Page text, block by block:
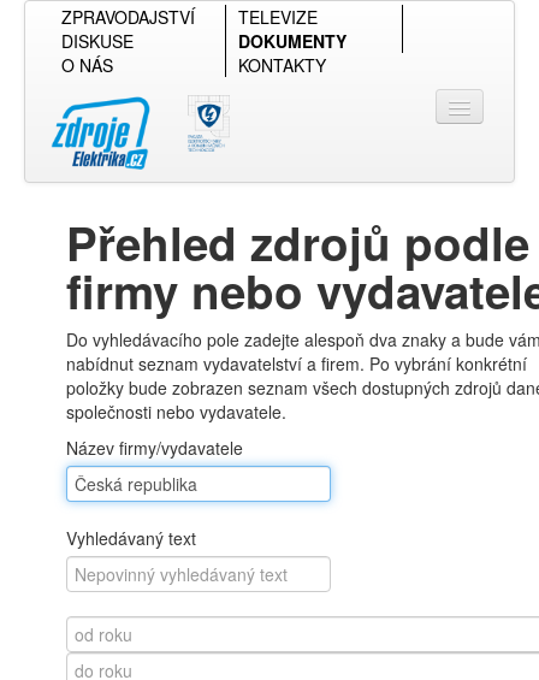
ZPRAVODAJSTVÍ
TELEVIZE
DISKUSE
DOKUMENTY
O NÁS
KONTAKTY
Přehled podle firmy
Přehled podle obsahu
Přehled zdrojů podle
firmy nebo
Do vyhledávacího pole zadejte alespoň dva znaky a bude
nabídnut seznam vydavatelství a firem. Po vybrání konkrétní
položky bude zobrazen seznam všech dostupných zdrojů
společnosti nebo vydavatele.
Název firmy/vydavatele
Vyhledávaný text